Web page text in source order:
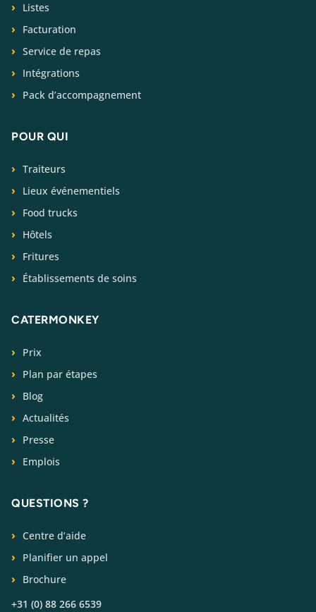
Listes
Facturation
Service de repas
Intégrations
Pack d’accompagnement
POUR QUI
Traiteurs
Lieux événementiels
Food trucks
Hôtels
Fritures
Établissements de soins
CATERMONKEY
Prix
Plan par étapes
Blog
Actualités
Presse
Emplois
QUESTIONS ?
Centre d’aide
Planifier un appel
Brochure
+31 (0) 88 266 6539